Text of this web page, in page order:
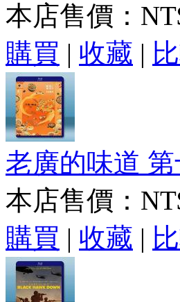
本店售價：
購買 | 收藏 |
老廣的味道
本店售價：
購買 | 收藏 |